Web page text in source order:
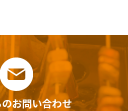
お問い合わせ